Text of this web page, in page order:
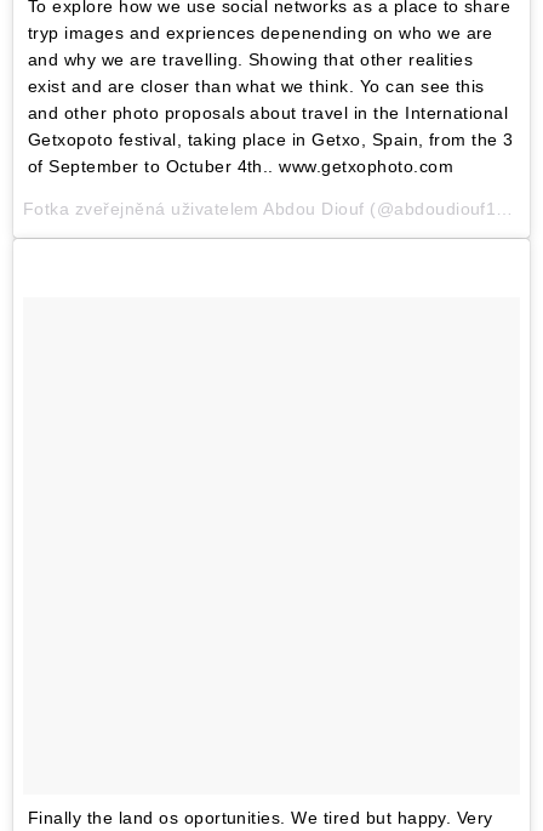
To explore how we use social networks as a place to share
tryp images and expriences depenending on who we are
and why we are travelling. Showing that other realities
exist and are closer than what we think. Yo can see this
and other photo proposals about travel in the International
Getxopoto festival, taking place in Getxo, Spain, from the 3
of September to Octuber 4th.. www.getxophoto.com
Fotka zveřejněná uživatelem Abdou Diouf (@abdoudiouf1993),Srp 4, 2015 v 12:08 PDT
Finally the land os oportunities. We tired but happy. Very